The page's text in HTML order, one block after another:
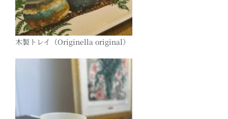
木製トレイ（Originella original）